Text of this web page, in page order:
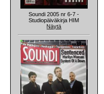
Soundi 2005 nr 6-7 -
Studiopäiväkirja HIM
Näytä